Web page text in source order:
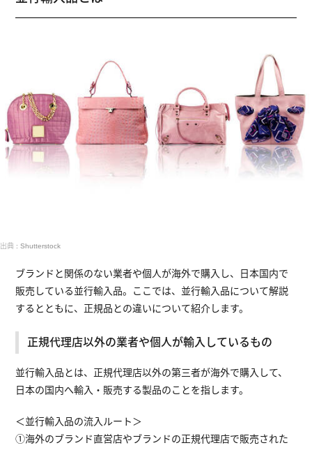
出典 : Shutterstock
ブランドと関係のない業者や個人が海外で購入し、日本国内で
販売している並行輸入品。ここでは、並行輸入品について解説
するとともに、正規品との違いについて紹介します。
正規代理店以外の業者や個人が輸入しているもの
並行輸入品とは、正規代理店以外の第三者が海外で購入して、
日本の国内へ輸入・販売する製品のことを指します。
＜並行輸入品の流入ルート＞
①海外のブランド直営店やブランドの正規代理店で販売された